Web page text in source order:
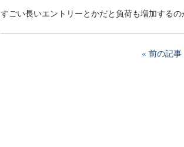
すごい長いエントリーとかだと負荷も増加する
前の記事